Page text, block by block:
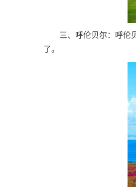
三、呼伦贝尔：呼伦贝
了。